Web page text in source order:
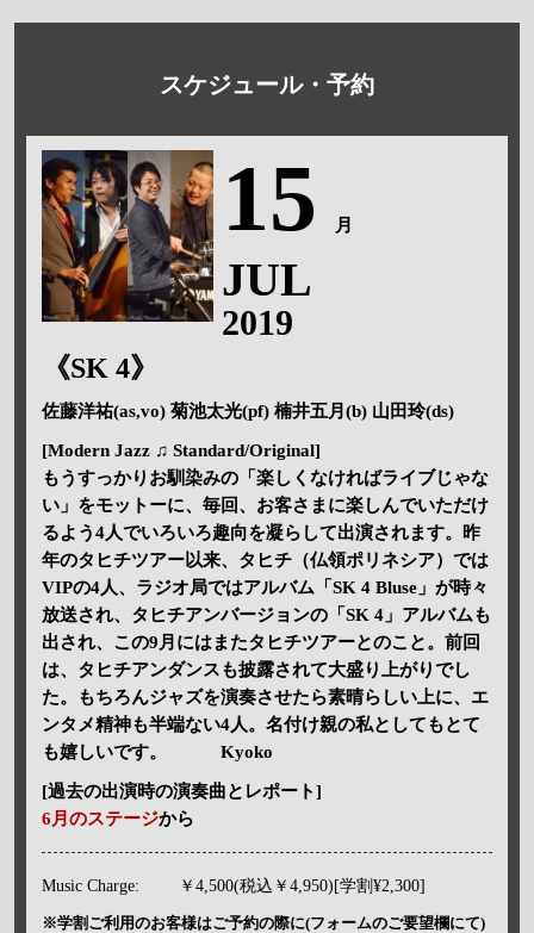
スケジュール・予約
15 月
JUL
2019
《SK 4》
佐藤洋祐(as,vo) 菊池太光(pf) 楠井五月(b) 山田玲(ds)
[Modern Jazz ♫ Standard/Original]
もうすっかりお馴染みの「楽しくなければライブじゃな
い」をモットーに、毎回、お客さまに楽しんでいただけ
るよう4人でいろいろ趣向を凝らして出演されます。昨
年のタヒチツアー以来、タヒチ（仏領ポリネシア）では
VIPの4人、ラジオ局ではアルバム「SK 4 Bluse」が時々
放送され、タヒチアンバージョンの「SK 4」アルバムも
出され、この9月にはまたタヒチツアーとのこと。前回
は、タヒチアンダンスも披露されて大盛り上がりでし
た。もちろんジャズを演奏させたら素晴らしい上に、エ
ンタメ精神も半端ない4人。名付け親の私としてもとて
も嬉しいです。 Kyoko
[過去の出演時の演奏曲とレポート]
6月のステージから
Music Charge: ￥4,500(税込￥4,950)[学割¥2,300]
※学割ご利用のお客様はご予約の際に(フォームのご要望欄にて)